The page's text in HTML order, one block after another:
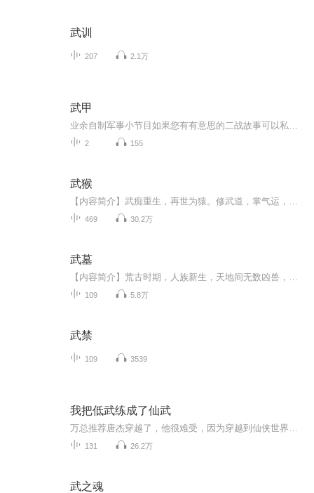
武训
207 2.1万
武甲
2 155
武猴
469 30.2万
武墓
109 5.8万
武禁
109 3539
我把低武练成了仙武
131 26.2万
武之魂